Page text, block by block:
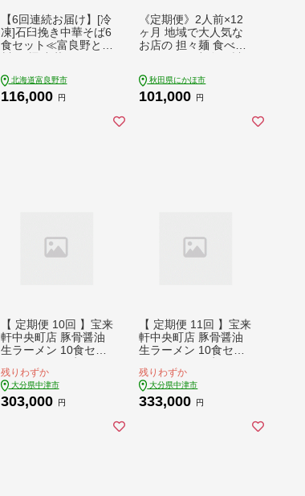
【6回連続お届け】[冷
凍]石臼挽き中華そば6
食セット≪富良野とみ
ラマ 北海道 富良野市
ふらの)
北海道富良野市
116,000 円
《定期便》2人前×12
ヶ月 地域で大人気な
お店の 担々麺 食べ比
秋田県にかほ市
101,000 円
【 定期便 10回 】宝来
軒中央町店 豚骨醤油
生ラーメン 10食セッ
メン 豚骨 醤油 豚骨ラ
ーメン とんこつラー
メン 醤油ラーメン 自
残りわずか
大分県中津市
303,000 円
【 定期便 11回 】宝来
軒中央町店 豚骨醤油
生ラーメン 10食セッ
メン 豚骨 醤油 豚骨ラ
ーメン とんこつラー
メン 醤油ラーメン 自
残りわずか
大分県中津市
333,000 円